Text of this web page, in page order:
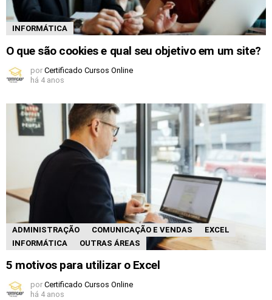
INFORMÁTICA
O que são cookies e qual seu objetivo em um site?
por Certificado Cursos Online
há 4 anos
ADMINISTRAÇÃO COMUNICAÇÃO E VENDAS
EXCEL
INFORMÁTICA
OUTRAS ÁREAS
5 motivos para utilizar o Excel
por Certificado Cursos Online
há 4 anos